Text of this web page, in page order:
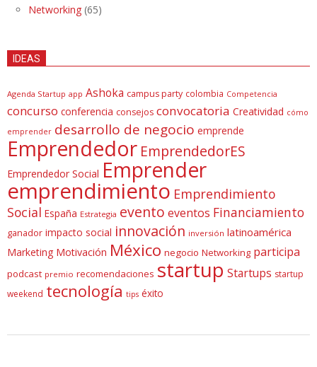
Networking (65)
IDEAS
Agenda Startup app Ashoka campus party colombia Competencia
concurso conferencia consejos convocatoria Creatividad cómo
emprender desarrollo de negocio emprende
Emprendedor EmprendedorES
Emprendedor Social Emprender
emprendimiento Emprendimiento
Social España Estrategia evento eventos Financiamiento
ganador impacto social innovación inversión latinoamérica
Marketing Motivación México negocio Networking participa
podcast premio recomendaciones startup Startups startup
weekend tecnología tips éxito